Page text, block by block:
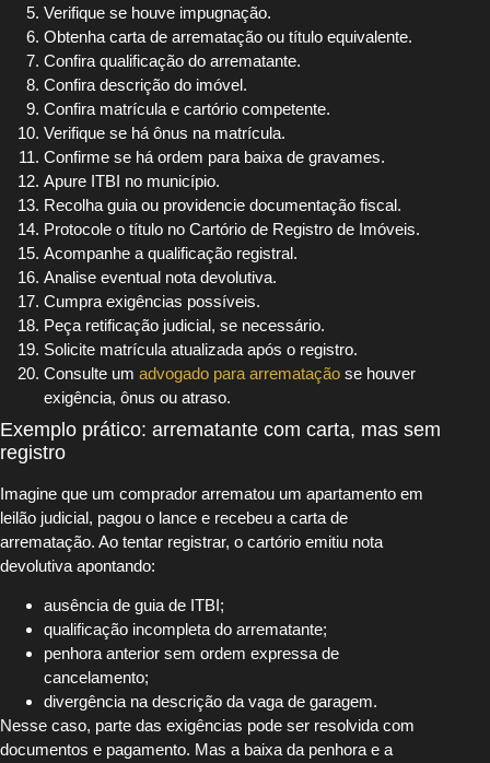
Verifique se houve impugnação.
Obtenha carta de arrematação ou título equivalente.
Confira qualificação do arrematante.
Confira descrição do imóvel.
Confira matrícula e cartório competente.
Verifique se há ônus na matrícula.
Confirme se há ordem para baixa de gravames.
Apure ITBI no município.
Recolha guia ou providencie documentação fiscal.
Protocole o título no Cartório de Registro de Imóveis.
Acompanhe a qualificação registral.
Analise eventual nota devolutiva.
Cumpra exigências possíveis.
Peça retificação judicial, se necessário.
Solicite matrícula atualizada após o registro.
Consulte um advogado para arrematação se houver
exigência, ônus ou atraso.
Exemplo prático: arrematante com carta, mas sem
registro
Imagine que um comprador arrematou um apartamento em
leilão judicial, pagou o lance e recebeu a carta de
arrematação. Ao tentar registrar, o cartório emitiu nota
devolutiva apontando:
ausência de guia de ITBI;
qualificação incompleta do arrematante;
penhora anterior sem ordem expressa de
cancelamento;
divergência na descrição da vaga de garagem.
Nesse caso, parte das exigências pode ser resolvida com
documentos e pagamento. Mas a baixa da penhora e a